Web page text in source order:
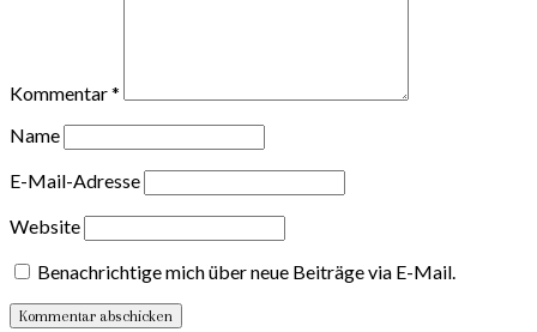
Kommentar*
Name
E-Mail-Adresse
Website
Benachrichtige mich über neue Beiträge via E-Mail.